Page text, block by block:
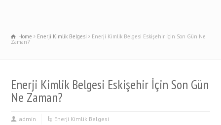
Home Enerji Kimlik Belgesi Enerji Kimlik Belgesi Eskişehir İçin Son Gün Ne
Zaman?
Enerji Kimlik Belgesi Eskişehir İçin Son Gün
Ne Zaman?
admin Enerji Kimlik Belgesi